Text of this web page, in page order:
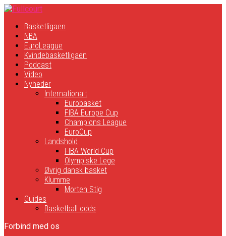
Basketligaen
NBA
EuroLeague
Kvindebasketligaen
Podcast
Video
Nyheder
Internationalt
Eurobasket
FIBA Europe Cup
Champions League
EuroCup
Landshold
FIBA World Cup
Olympiske Lege
Øvrig dansk basket
Klumme
Morten Stig
Guides
Basketball odds
Forbind med os